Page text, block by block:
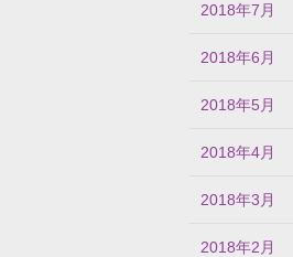
2018年7月
2018年6月
2018年5月
2018年4月
2018年3月
2018年2月